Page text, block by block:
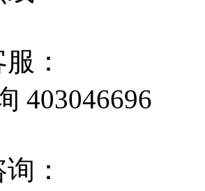
：
403046696
：